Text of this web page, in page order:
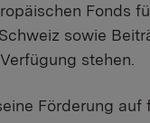
Fonds
sowie
stehen.
Förderung auf